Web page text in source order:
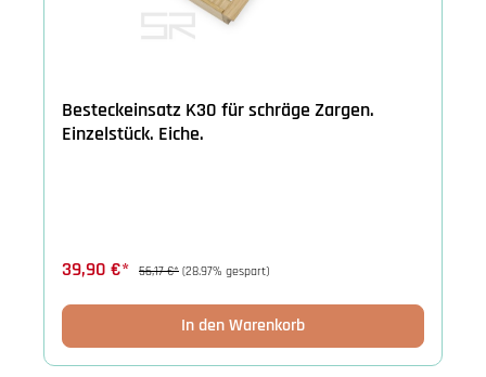
Besteckeinsatz K30 für schräge Zargen.
Einzelstück. Eiche.
39,90 €* 56,17 €* (28.97% gespart)
In den Warenkorb